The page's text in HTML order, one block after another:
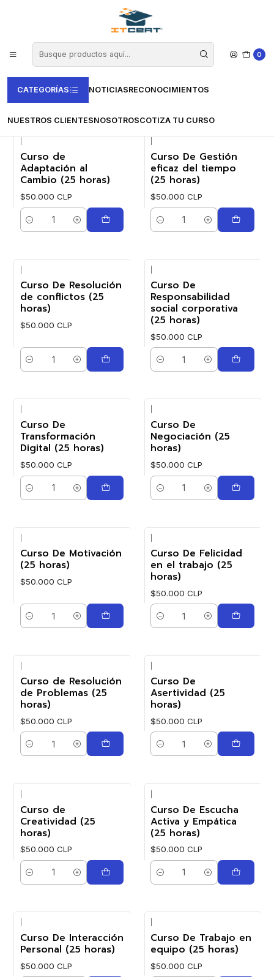
0
CATEGORÍAS NOTICIASRECONOCIMIENTOS
NUESTROS CLIENTESNOSOTROSCOTIZA TU CURSO
Vertice Soft Skills
Soft Skills
FILTROS
Curso de
Adaptación al
Cambio (25 horas)
$50.000 CLP
Cantidad
Curso De Gestión
eficaz del tiempo
(25 horas)
$50.000 CLP
Cantidad
Curso De Resolución
de conflictos (25
horas)
$50.000 CLP
Cantidad
Curso De
Responsabilidad
social corporativa
(25 horas)
$50.000 CLP
Cantidad
Curso De
Transformación
Digital (25 horas)
$50.000 CLP
Cantidad
Curso De
Negociación (25
horas)
$50.000 CLP
Cantidad
Curso De Motivación
(25 horas)
$50.000 CLP
Cantidad
Curso De Felicidad
en el trabajo (25
horas)
$50.000 CLP
Cantidad
Curso de Resolución
de Problemas (25
horas)
$50.000 CLP
Cantidad
Curso De
Asertividad (25
horas)
$50.000 CLP
Cantidad
Curso de
Creatividad (25
horas)
$50.000 CLP
Cantidad
Curso De Escucha
Activa y Empática
(25 horas)
$50.000 CLP
Cantidad
Curso De Interacción
Personal (25 horas)
$50.000 CLP
Curso De Trabajo en
equipo (25 horas)
$50.000 CLP